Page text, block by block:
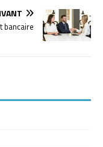
bancaire